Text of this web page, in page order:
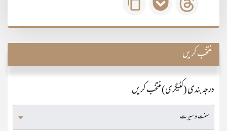
منتخب کریں
درجہ بندی (کٹیگری) منتخب کریں